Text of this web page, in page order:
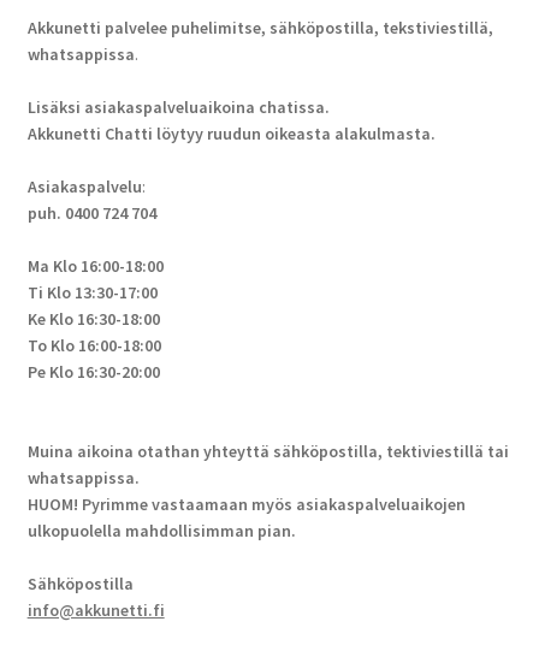
Akkunetti palvelee puhelimitse, sähköpostilla, tekstiviestillä,
whatsappissa.
Lisäksi asiakaspalveluaikoina chatissa.
Akkunetti Chatti löytyy ruudun oikeasta alakulmasta.
Asiakaspalvelu:
puh. 0400 724 704
Ma Klo 16:00-18:00
Ti Klo 13:30-17:00
Ke Klo 16:30-18:00
To Klo 16:00-18:00
Pe Klo 16:30-20:00
Muina aikoina otathan yhteyttä sähköpostilla, tektiviestillä tai
whatsappissa.
HUOM! Pyrimme vastaamaan myös asiakaspalveluaikojen
ulkopuolella mahdollisimman pian.
Sähköpostilla
info@akkunetti.fi